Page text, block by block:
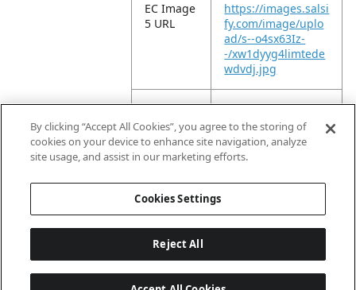
EC Image
5 URL
https://images.salsi
fy.com/image/uplo
ad/s--o4sx63Iz-
-/xw1dyyg4limtede
wdvdj.jpg
EC Image
10 URL
https://images.salsi
fy.com/image/uplo
ad/s--Q2KT390M-
-/emfwm2zj8py4bx
By clicking “Accept All Cookies”, you agree to the storing of
cookies on your device to enhance site navigation, analyze
site usage, and assist in our marketing efforts.
Cookies Settings
Reject All